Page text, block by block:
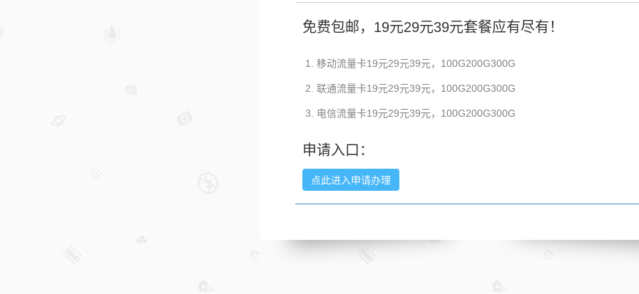
免费包邮，19元29元39元套餐应有尽有！
移动流量卡19元29元39元，100G200G300G
联通流量卡19元29元39元，100G200G300G
电信流量卡19元29元39元，100G200G300G
申请入口：
点此进入申请办理